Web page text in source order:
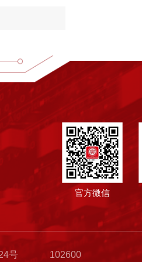
官方微信
号 102600